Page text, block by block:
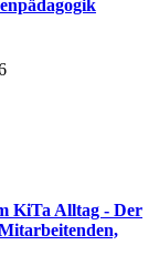
KiTa Alltag - Der